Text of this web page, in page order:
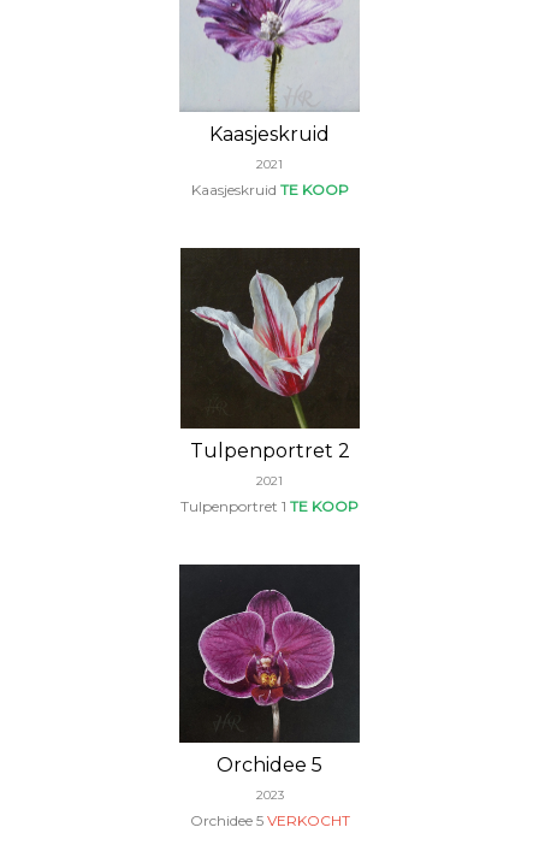
Kaasjeskruid
2021
Kaasjeskruid TE KOOP
Tulpenportret 2
2021
Tulpenportret 1 TE KOOP
Orchidee 5
2023
Orchidee 5 VERKOCHT